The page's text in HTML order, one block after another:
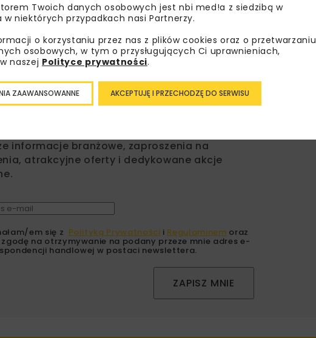
TRWAŁOŚĆ I JAKOŚĆ
wiedzieć więcej?
informacje branżowe, zaproszenia na
atrakcyjne oferty i dedykowane akcje
em się z Polityką Prywatności i Regulaminem oraz
na otrzymywanie na podany przeze mnie adres e-
handlowej w postaci newslettera.
ZAPISZ MNIE
Twoich danych osobowych jest nbi med!a z siedzibą w
w niektórych przypadkach nasi Partnerzy.
o korzystaniu przez nas z plików cookies oraz o przetwarzaniu
osobowych, w tym o przysługujących Ci uprawnieniach,
naszej Polityce prywatności.
AKCEPTUJĘ I PRZECHODZĘ DO SERWISU
ZAAWANSOWANNE